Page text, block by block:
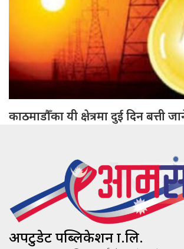
काठमाडौँका यी क्षेत्रमा दुई दिन बत्ती
अपटुडेट पब्लिकेशन प्रा.लि.